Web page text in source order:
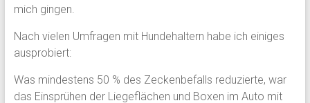
mich gingen.
Nach vielen Umfragen mit Hundehaltern habe ich einiges
ausprobiert:
Was mindestens 50 % des Zeckenbefalls reduzierte, war
das Einsprühen der Liegeflächen und Boxen im Auto mit